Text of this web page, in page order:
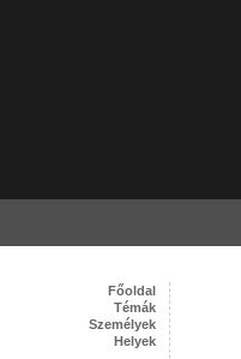
Főoldal
Témák
Személyek
Helyek